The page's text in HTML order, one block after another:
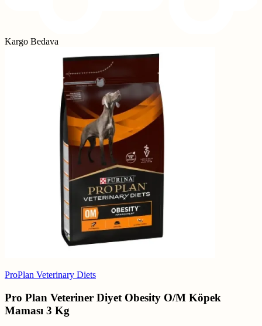
Kargo Bedava
ProPlan Veterinary Diets
Pro Plan Veteriner Diyet Obesity O/M Köpek
Maması 3 Kg